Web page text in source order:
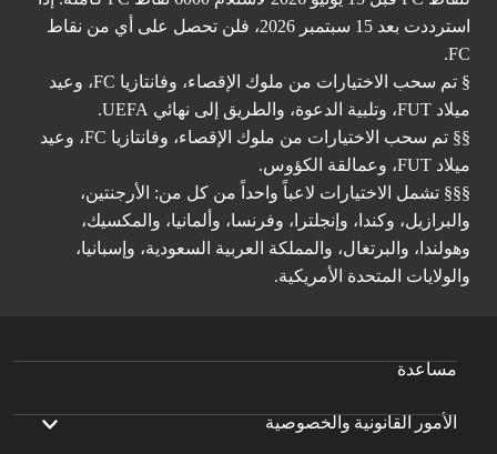
استرددت بعد 15 سبتمبر 2026، فلن تحصل على أي من نقاط
FC.
§ تم سحب الاختيارات من ملوك الإقصاء، وفانتازيا FC، وعيد
ميلاد FUT، وتلبية الدعوة، والطريق إلى نهائي UEFA.
§§ تم سحب الاختيارات من ملوك الإقصاء، وفانتازيا FC، وعيد
ميلاد FUT، وعمالقة الكؤوس.
§§§ تشمل الاختيارات لاعباً واحداً من كل من: الأرجنتين،
والبرازيل، وكندا، وإنجلترا، وفرنسا، وألمانيا، والمكسيك،
وهولندا، والبرتغال، والمملكة العربية السعودية، وإسبانيا،
والولايات المتحدة الأمريكية.
مساعدة
الأمور القانونية والخصوصية